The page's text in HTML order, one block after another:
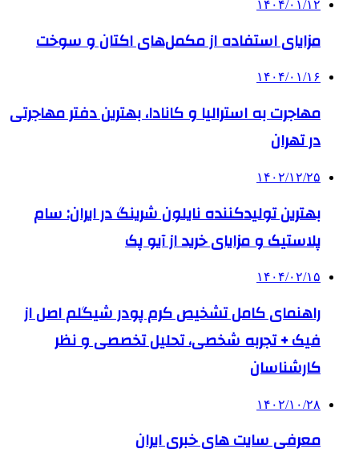
۱۴۰۴/۰۱/۱۲
مزایای استفاده از مکمل‌های اکتان و سوخت
۱۴۰۴/۰۱/۱۶
مهاجرت به استرالیا و کانادا، بهترین دفتر مهاجرتی
در تهران
۱۴۰۲/۱۲/۲۵
بهترین تولیدکننده نایلون شرینگ در ایران: سام
پلاستیک و مزایای خرید از آیو پک
۱۴۰۴/۰۲/۱۵
راهنمای کامل تشخیص کرم پودر شیگلم اصل از
فیک + تجربه شخصی، تحلیل تخصصی و نظر
کارشناسان
۱۴۰۲/۱۰/۲۸
معرفی سایت های خبری ایران